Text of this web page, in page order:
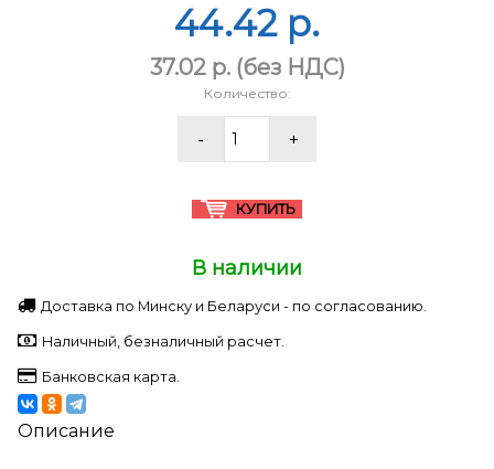
44.42 p.
37.02 p.(без НДС)
Количество:
В наличии
Доставка по Минску и Беларуси - по согласованию.
Наличный, безналичный расчет.
Банковская карта.
Описание